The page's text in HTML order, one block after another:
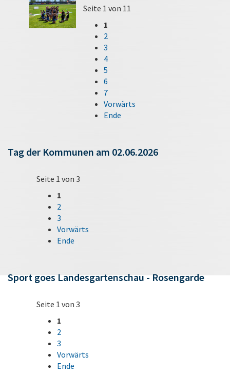
Seite 1 von 11
1
2
3
4
5
6
7
Vorwärts
Ende
Tag der Kommunen am 02.06.2026
Seite 1 von 3
1
2
3
Vorwärts
Ende
Sport goes Landesgartenschau - Rosengarde
Seite 1 von 3
1
2
3
Vorwärts
Ende